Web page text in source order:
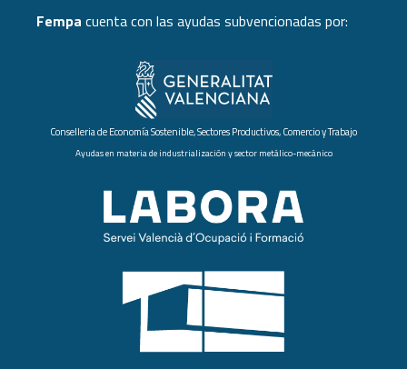
Fempa cuenta con las ayudas subvencionadas por:
Conselleria de Economía Sostenible, Sectores Productivos, Comercio y Trabajo
Ayudas en materia de industrialización y sector metálico-mecánico